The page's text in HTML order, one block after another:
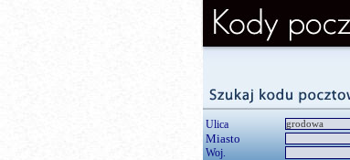
Ulica
Miasto
Woj.